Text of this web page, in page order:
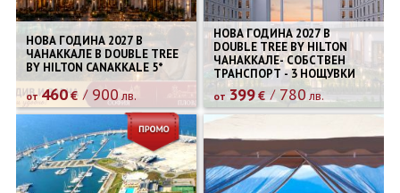
НОВА ГОДИНА 2027 В
ЧАНАККАЛЕ В DOUBLE TREE
BY HILTON CANAKKALE 5*
от460€ 900 лв.
НОВА ГОДИНА 2027 В
DOUBLE TREE BY HILTON
ЧАНАККАЛЕ- СОБСТВЕН
ТРАНСПОРТ - 3 НОЩУВКИ
от 399€ 780лв.